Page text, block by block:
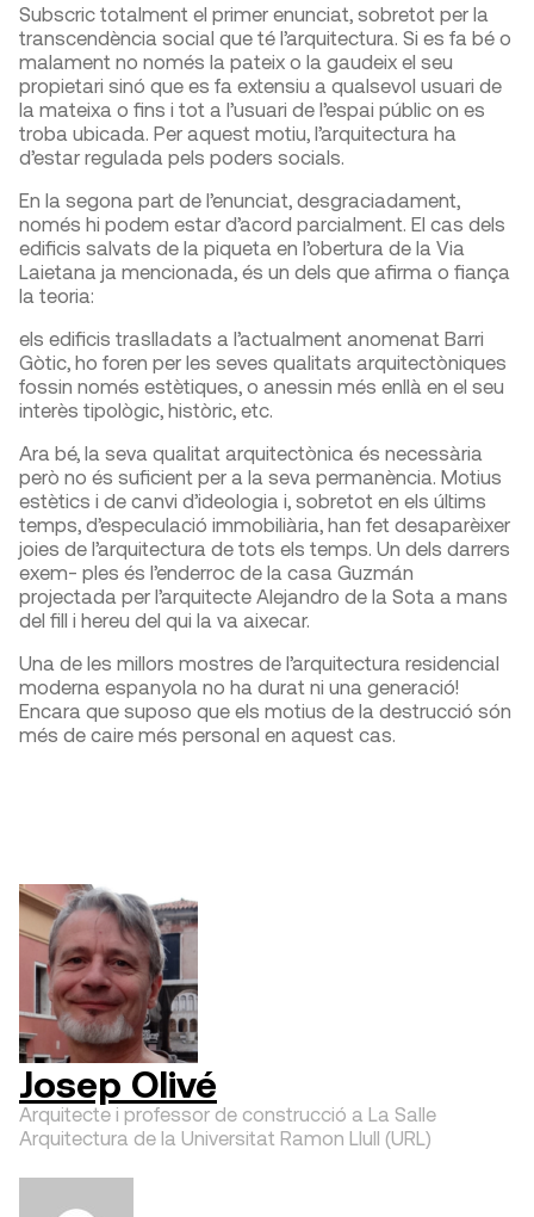
Subscric totalment el primer enunciat, sobretot per la
transcendència social que té l’arquitectura. Si es fa bé o
malament no només la pateix o la gaudeix el seu
propietari sinó que es fa extensiu a qualsevol usuari de
la mateixa o fins i tot a l’usuari de l’espai públic on es
troba ubicada. Per aquest motiu, l’arquitectura ha
d’estar regulada pels poders socials.
En la segona part de l’enunciat, desgraciadament,
només hi podem estar d’acord parcialment. El cas dels
edificis salvats de la piqueta en l’obertura de la Via
Laietana ja mencionada, és un dels que afirma o fiança
la teoria:
els edificis traslladats a l’actualment anomenat Barri
Gòtic, ho foren per les seves qualitats arquitectòniques
fossin només estètiques, o anessin més enllà en el seu
interès tipològic, històric, etc.
Ara bé, la seva qualitat arquitectònica és necessària
però no és suficient per a la seva permanència. Motius
estètics i de canvi d’ideologia i, sobretot en els últims
temps, d’especulació immobiliària, han fet desaparèixer
joies de l’arquitectura de tots els temps. Un dels darrers
exem- ples és l’enderroc de la casa Guzmán
projectada per l’arquitecte Alejandro de la Sota a mans
del fill i hereu del qui la va aixecar.
Una de les millors mostres de l’arquitectura residencial
moderna espanyola no ha durat ni una generació!
Encara que suposo que els motius de la destrucció són
més de caire més personal en aquest cas.
Josep Olivé
Arquitecte i professor de construcció a La Salle
Arquitectura de la Universitat Ramon Llull (URL)